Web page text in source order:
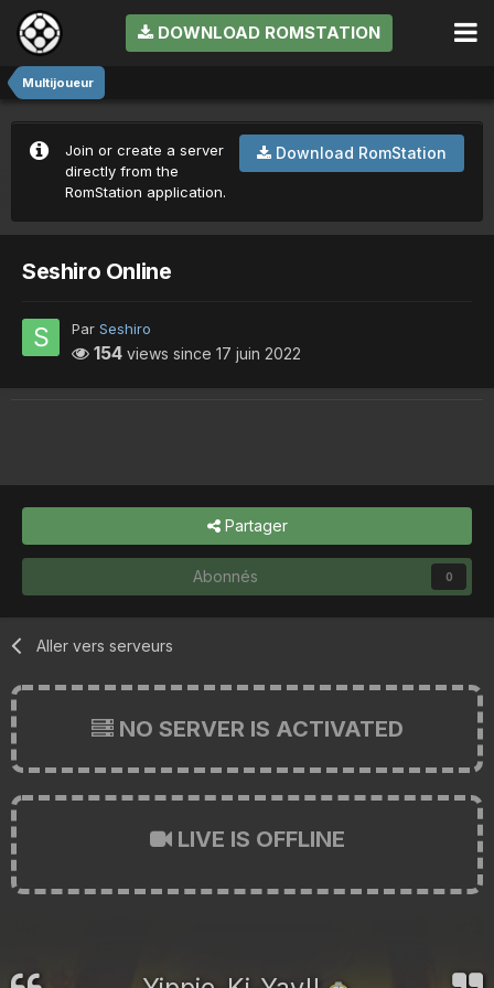
DOWNLOAD ROMSTATION
Multijoueur
Download RomStation
Join or create a server
directly from the
RomStation application.
Seshiro Online
Par Seshiro
154 views since 17 juin 2022
Partager
Abonnés 0
Aller vers serveurs
NO SERVER IS ACTIVATED
LIVE IS OFFLINE